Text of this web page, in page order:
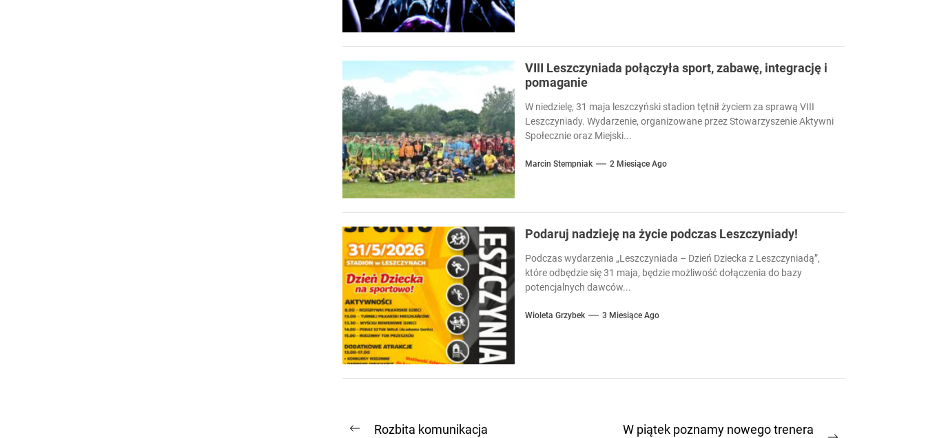
VIII Leszczyniada połączyła sport, zabawę, integrację i
pomaganie
W niedzielę, 31 maja leszczyński stadion tętnił życiem za sprawą VIII
Leszczyniady. Wydarzenie, organizowane przez Stowarzyszenie Aktywni
Społecznie oraz Miejski...
Marcin Stempniak 2 Miesiące Ago
Podaruj nadzieję na życie podczas Leszczyniady!
Podczas wydarzenia „Leszczyniada – Dzień Dziecka z Leszczyniadą”,
które odbędzie się 31 maja, będzie możliwość dołączenia do bazy
potencjalnych dawców...
Wioleta Grzybek 3 Miesiące Ago
Nawigacja
Rozbita komunikacja W piątek poznamy nowego trenera